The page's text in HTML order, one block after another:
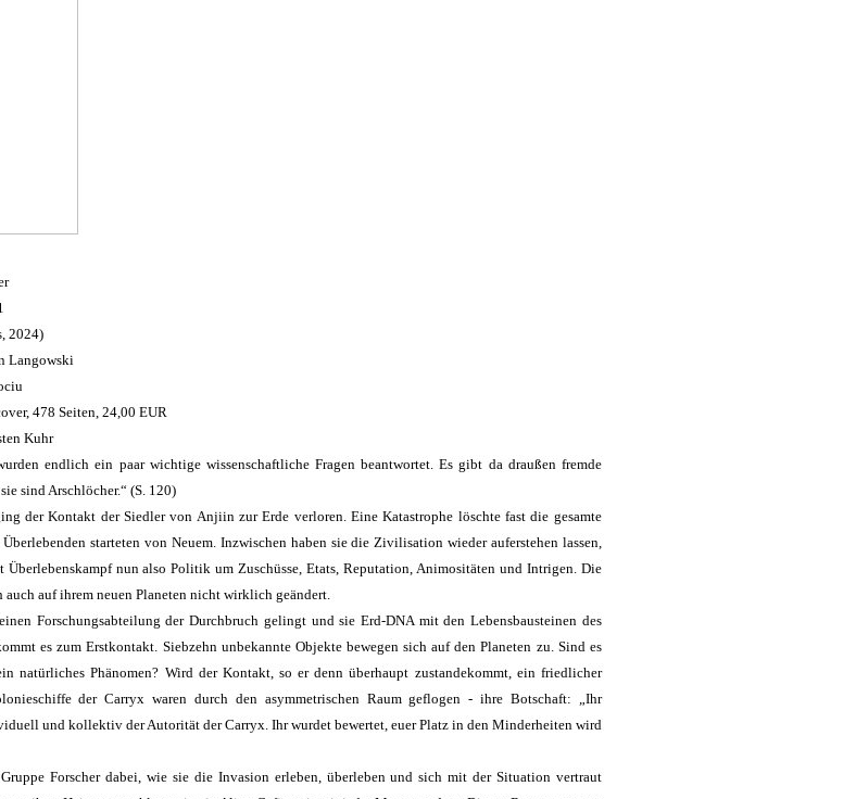
2024)
Langowski
478 Seiten, 24,00 EUR
Kuhr
endlich ein paar wichtige wissenschaftliche Fragen beantwortet. Es gibt da draußen fremde
sind Arschlöcher.“ (S. 120)
der Kontakt der Siedler von Anjiin zur Erde verloren. Eine Katastrophe löschte fast die gesamte
starteten von Neuem. Inzwischen haben sie die Zivilisation wieder auferstehen lassen,
Überlebenskampf nun also Politik um Zuschüsse, Etats, Reputation, Animositäten und Intrigen. Die
auch auf ihrem neuen Planeten nicht wirklich geändert.
Forschungsabteilung der Durchbruch gelingt und sie Erd-DNA mit den Lebensbausteinen des
es zum Erstkontakt. Siebzehn unbekannte Objekte bewegen sich auf den Planeten zu. Sind es
natürliches Phänomen? Wird der Kontakt, so er denn überhaupt zustandekommt, ein friedlicher
der Carryx waren durch den asymmetrischen Raum geflogen - ihre Botschaft: „Ihr
und kollektiv der Autorität der Carryx. Ihr wurdet bewertet, euer Platz in den Minderheiten wird
Forscher dabei, wie sie die Invasion erleben, überleben und sich mit der Situation vertraut